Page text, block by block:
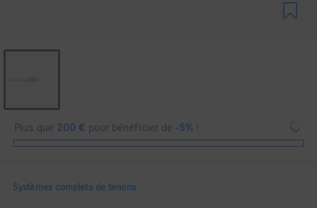
Plus que 200 € pour bénéficier de-5%!
Systèmes complets de tenons